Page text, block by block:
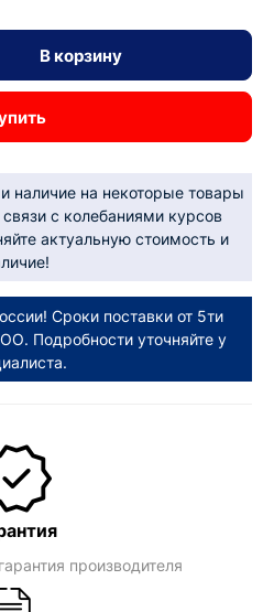
В корзину
на некоторые товары
с колебаниями курсов
актуальную стоимость и
Сроки поставки от 5ти
Подробности уточняйте у
производителя